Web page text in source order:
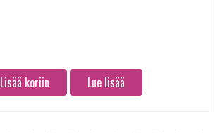
Lisää koriin Lue lisää